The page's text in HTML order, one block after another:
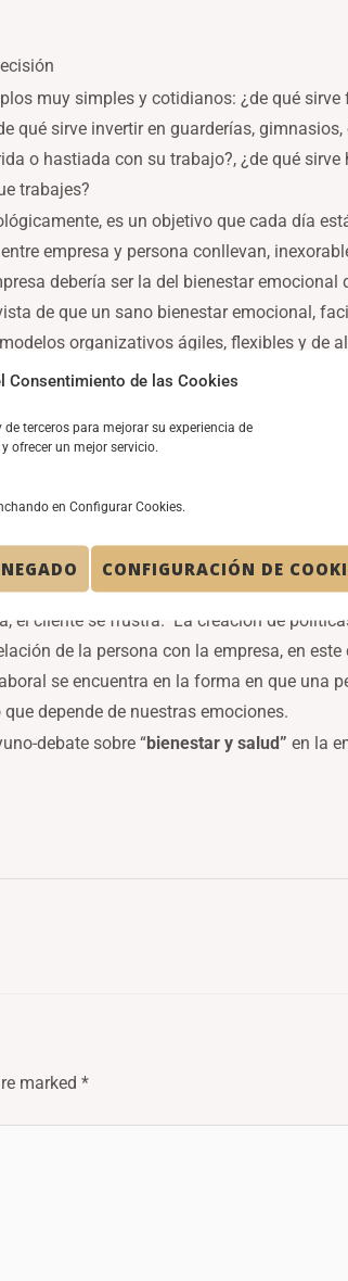
Consentimiento de las Cookies
terceros para mejorar su experiencia de
ofrecer un mejor servicio.
en Configurar Cookies.
CONFIGURACIÓN DE
muy simples y cotidianos: ¿de qué
qué sirve invertir en guarderías,
o hastiada con su trabajo?, ¿de qué
trabajes?
es un objetivo que cada día
empresa y persona conllevan,
debería ser la del bienestar emocional
de que un sano bienestar emocional,
organizativos ágiles, flexibles y de
experiencia del empleado,
clientes vivan positivamente
vivan positivamente su relación con la
es la posición de decisión que toma la
existe una estructura que le limita y esta
mediante el marketing y la
el cliente se frustra. La creación de
de la persona con la empresa, en
se encuentra en la forma en que una
depende de nuestras emociones.
debate sobre “bienestar y salud” en la
marked *